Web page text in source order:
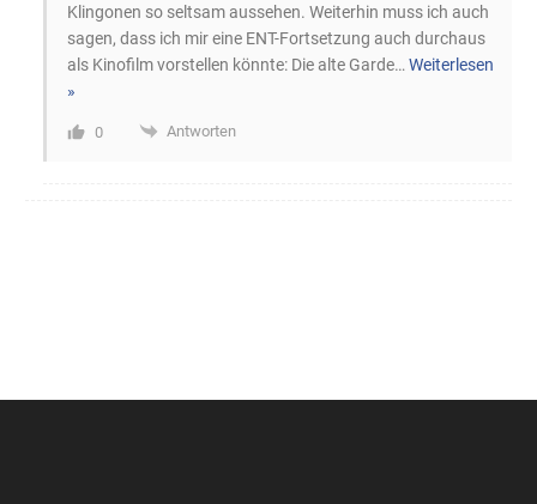
Klingonen so seltsam aussehen. Weiterhin muss ich auch
sagen, dass ich mir eine ENT-Fortsetzung auch durchaus
als Kinofilm vorstellen könnte: Die alte Garde… Weiterlesen
»
0 Antworten